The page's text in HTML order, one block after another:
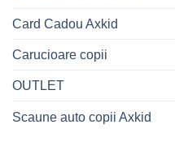
Card Cadou Axkid
Carucioare copii
OUTLET
Scaune auto copii Axkid